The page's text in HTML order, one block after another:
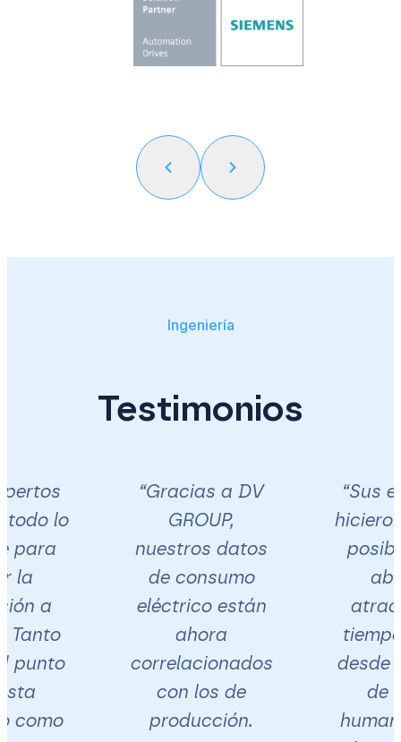
Ingeniería
Testimonios
todo lo
para
la
a
Tanto
punto
como
“Gracias a DV
GROUP,
nuestros datos
de consumo
eléctrico están
ahora
correlacionados
con los de
producción.
“Sus
desde
de